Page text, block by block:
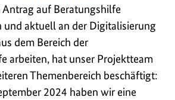
auf Beratungshilfe
und aktuell an der Digitalisierung
dem Bereich der
arbeiten, hat unser Projektteam
Themenbereich beschäftigt:
2024 haben wir eine